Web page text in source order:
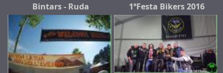
Bintars - Ruda 1ªFesta Bikers 2016